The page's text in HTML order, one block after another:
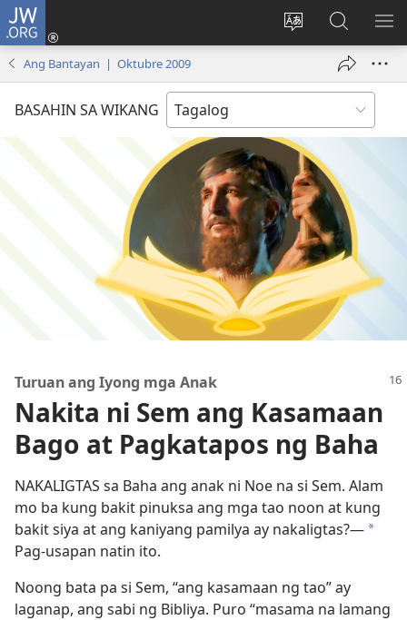
JW.ORG
Baguhin
ng
Mag-
log
bubukas
bagong
window)
sa
JW.ORG
Ang Bantayan | Oktubre 2009
BASAHIN SA WIKANG
Turuan ang Iyong mga Anak
Nakita ni Sem ang Kasamaan
Bago at Pagkatapos ng Baha
NAKALIGTAS sa Baha ang anak ni Noe na si Sem. Alam
mo ba kung bakit pinuksa ang mga tao noon at kung
bakit siya at ang kaniyang pamilya ay nakaligtas?​— *
Pag-usapan natin ito.
Noong bata pa si Sem, “ang kasamaan ng tao” ay
laganap, ang sabi ng Bibliya. Puro “masama na lamang